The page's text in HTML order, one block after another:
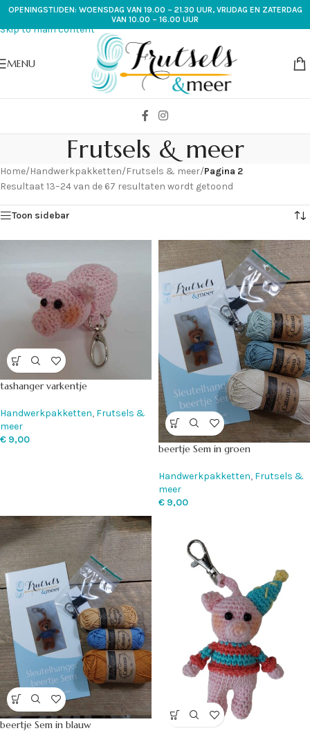
Skip to navigation
Skip to main content
OPENINGSTIJDEN: WOENSDAG VAN 19.00 – 21.30 UUR, VRIJDAG EN ZATERDAG
VAN 10.00 – 16.00 UUR
MENU
Frutsels & meer
Home/Handwerkpakketten/Frutsels & meer/Pagina 2
Resultaat 13–24 van de 67 resultaten wordt getoond
Toon sidebar
tashanger varkentje
Handwerkpakketten, Frutsels &
meer
€ 9,00
beertje Sem in groen
Handwerkpakketten, Frutsels &
meer
€ 9,00
beertje Sem in blauw